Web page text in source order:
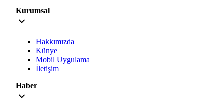
Kurumsal
Hakkımızda
Künye
Mobil Uygulama
İletişim
Haber